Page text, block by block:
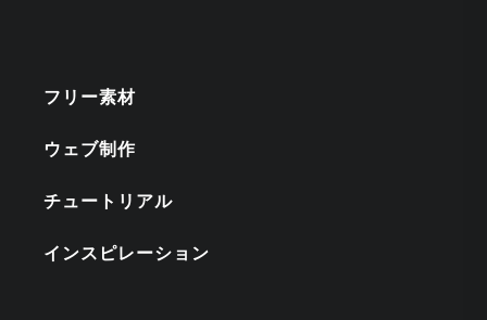
フリー素材
ウェブ制作
チュートリアル
インスピレーション